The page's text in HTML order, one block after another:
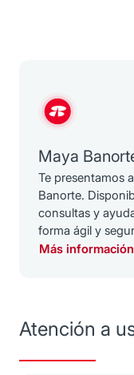
Maya
Te presentamos
Banorte.
consultas y
forma ágil y
Más información
Atención a